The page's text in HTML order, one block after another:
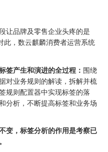
让品牌及零售企业头疼的是
此，数云麒麟消费者运营系统
签产生和演进的全过程： 围绕
对业务规则的解读，拆解并梳
规则配置器中实现标签的落
分析，不断提高标签和业务场
变，标签分析的作用是考察已